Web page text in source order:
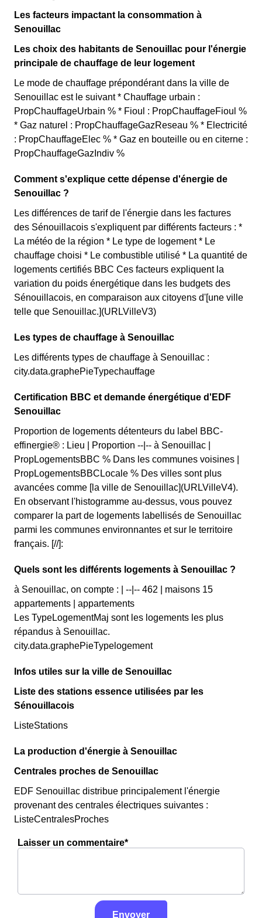
Les facteurs impactant la consommation à
Senouillac
Les choix des habitants de Senouillac pour l'énergie
principale de chauffage de leur logement
Le mode de chauffage prépondérant dans la ville de
Senouillac est le suivant * Chauffage urbain :
PropChauffageUrbain % * Fioul : PropChauffageFioul %
* Gaz naturel : PropChauffageGazReseau % * Electricité
: PropChauffageElec % * Gaz en bouteille ou en citerne :
PropChauffageGazIndiv %
Comment s'explique cette dépense d'énergie de
Senouillac ?
Les différences de tarif de l'énergie dans les factures
des Sénouillacois s'expliquent par différents facteurs : *
La météo de la région * Le type de logement * Le
chauffage choisi * Le combustible utilisé * La quantité de
logements certifiés BBC Ces facteurs expliquent la
variation du poids énergétique dans les budgets des
Sénouillacois, en comparaison aux citoyens d'[une ville
telle que Senouillac.](URLVilleV3)
Les types de chauffage à Senouillac
Les différents types de chauffage à Senouillac :
city.data.graphePieTypechauffage
Certification BBC et demande énergétique d'EDF
Senouillac
Proportion de logements détenteurs du label BBC-
effinergie® : Lieu | Proportion --|-- à Senouillac |
PropLogementsBBC % Dans les communes voisines |
PropLogementsBBCLocale % Des villes sont plus
avancées comme [la ville de Senouillac](URLVilleV4).
En observant l'histogramme au-dessus, vous pouvez
comparer la part de logements labellisés de Senouillac
parmi les communes environnantes et sur le territoire
français. [//]:
Quels sont les différents logements à Senouillac ?
à Senouillac, on compte : | --|-- 462 | maisons 15
appartements | appartements
Les TypeLogementMaj sont les logements les plus
répandus à Senouillac.
city.data.graphePieTypelogement
Infos utiles sur la ville de Senouillac
Liste des stations essence utilisées par les
Sénouillacois
ListeStations
La production d'énergie à Senouillac
Centrales proches de Senouillac
EDF Senouillac distribue principalement l'énergie
provenant des centrales électriques suivantes :
ListeCentralesProches
Laisser un commentaire*
Envoyer